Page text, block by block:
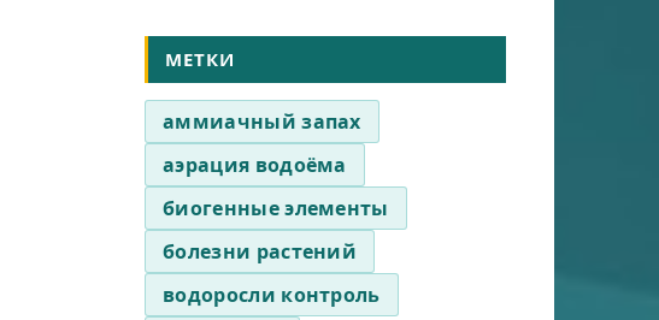
МЕТКИ
аммиачный запах
аэрация водоёма
биогенные элементы
болезни растений
водоросли контроль